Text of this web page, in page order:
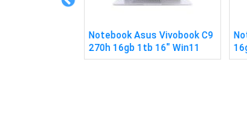
Notebook Asus Vivobook C9
270h 16gb 1tb 16" Win11